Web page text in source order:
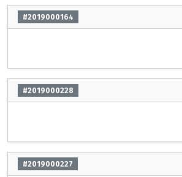
#2019000164
#2019000228
#2019000227